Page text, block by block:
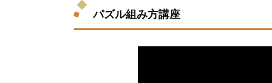
パズル組み方講座